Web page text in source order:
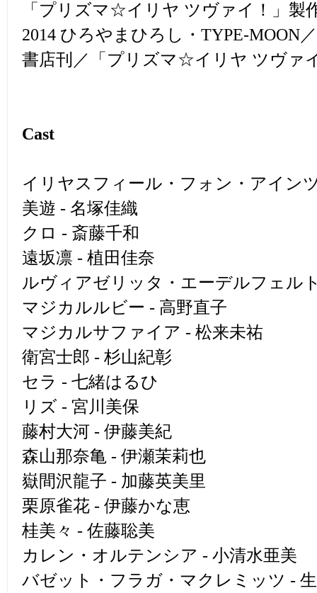
「プリズマ☆イリヤ ツヴァイ！」製
2014 ひろやまひろし・TYPE-MOON
書店刊／「プリズマ☆イリヤ ツヴァ
Cast
イリヤスフィール・フォン・アイン
美遊 - 名塚佳織
クロ - 斎藤千和
遠坂凛 - 植田佳奈
ルヴィアゼリッタ・エーデルフェル
マジカルルビー - 高野直子
マジカルサファイア - 松来未祐
衛宮士郎 - 杉山紀彰
セラ - 七緒はるひ
リズ - 宮川美保
藤村大河 - 伊藤美紀
森山那奈亀 - 伊瀬茉莉也
嶽間沢龍子 - 加藤英美里
栗原雀花 - 伊藤かな恵
桂美々 - 佐藤聡美
カレン・オルテンシア - 小清水亜美
バゼット・フラガ・マクレミッツ -